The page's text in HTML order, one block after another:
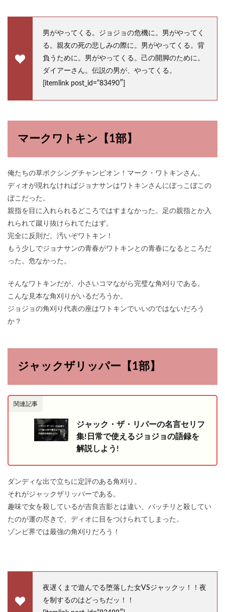
男がやってくる。ジョジョの危機に。男がやってく
る。親友の死の悲しみの際に。男がやってくる。背
負うために。男がやってくる。己の開脚のために。
ダイアーさん。伝説の男が、やってくる。
[itemlink post_id=”83490″]
マークワトキン【1部】
俺たちの草ボクシングチャンピオン！マーク・ワトキンさん。
ディオが現れなければジョナサンはワトキンさんにぼっこぼこの
ぼこだった。
親指を目に入れられるどころではすまなかった。足の親指とか入
れられて蹴り抜けられてたはず。
完全に反則だ。汚いぞワトキン！
もう少しでジョナサンの青春がワトキンとの青春になるところだ
った。危なかった。
そんなワトキンだが、小さいコマながら完璧な角刈りである。
こんな見本な角刈りがいるだろうか。
ジョジョの角刈り代表の座はワトキンでいいのではないだろう
か？
ジャックザリッパー【1部】
関連記事
ジャック・ザ・リパーの名言セリフ
集!日常で使えるジョジョの語録を
解説しよう!
ダンディな出で立ちに定評のある角刈り。
それがジャックザリッパーである。
趣味で女を殺しているが吉良吉影とは違い、バッチリと殺してい
たのが運の尽きで、ディオに目をつけられてしまった。
ゾンビ界では最強の角刈りだろう！
夜遅くまで遊んでる堕落した女VSジャックッ！！夜
を制するのはどっちだッ！！